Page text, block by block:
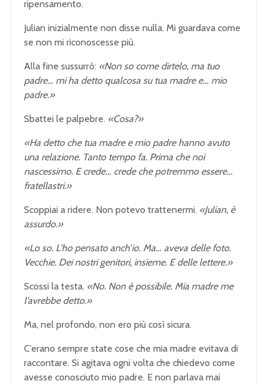
ripensamento.
Julian inizialmente non disse nulla. Mi guardava come
se non mi riconoscesse più.
Alla fine sussurrò: «Non so come dirtelo, ma tuo
padre… mi ha detto qualcosa su tua madre e… mio
padre.»
Sbattei le palpebre. «Cosa?»
«Ha detto che tua madre e mio padre hanno avuto
una relazione. Tanto tempo fa. Prima che noi
nascessimo. E crede… crede che potremmo essere…
fratellastri.»
Scoppiai a ridere. Non potevo trattenermi. «Julian, è
assurdo.»
«Lo so. L’ho pensato anch’io. Ma… aveva delle foto.
Vecchie. Dei nostri genitori, insieme. E delle lettere.»
Scossi la testa. «No. Non è possibile. Mia madre me
l’avrebbe detto.»
Ma, nel profondo, non ero più così sicura.
C’erano sempre state cose che mia madre evitava di
raccontare. Si agitava ogni volta che chiedevo come
avesse conosciuto mio padre. E non parlava mai